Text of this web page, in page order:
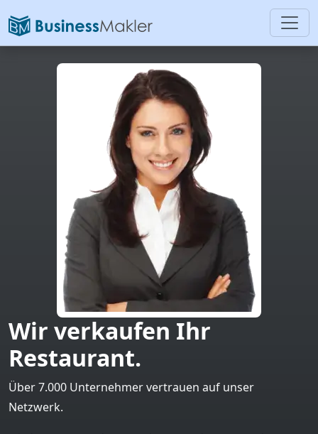
Wir verkaufen Ihr
Restaurant.
Über 7.000 Unternehmer vertrauen auf unser
Netzwerk.